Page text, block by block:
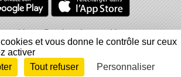
cookies
Gestion des cookies
Signaler un contenu inapproprié
? Connexion
et vous donne le contrôle sur ceux
activer
Tout refuser Personnaliser